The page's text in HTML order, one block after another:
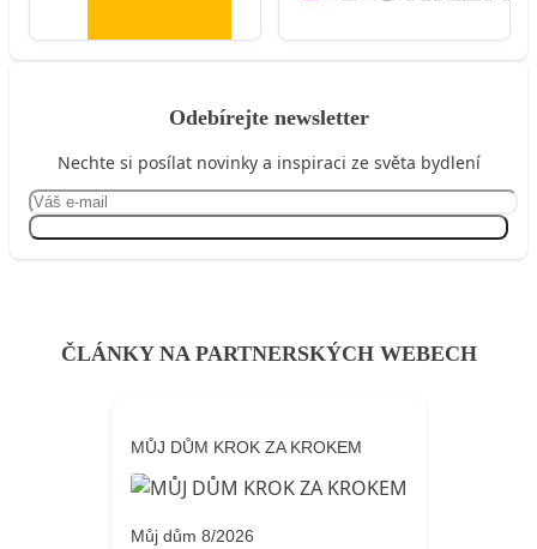
Odebírejte newsletter
Nechte si posílat novinky a inspiraci ze světa bydlení
ČLÁNKY NA PARTNERSKÝCH WEBECH
MŮJ DŮM KROK ZA KROKEM
Můj dům 8/2026